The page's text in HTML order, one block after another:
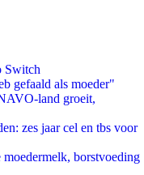
Switch
gefaald als moeder"
land groeit,
zes jaar cel en tbs voor
borstvoeding